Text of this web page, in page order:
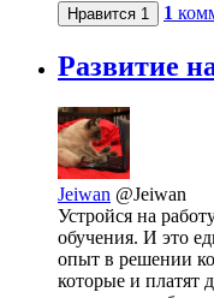
Нравится 1 1
Развитие
Jeiwan @Jeiwan
Устройся на
обучения. И это
опыт в решении
которые и платят